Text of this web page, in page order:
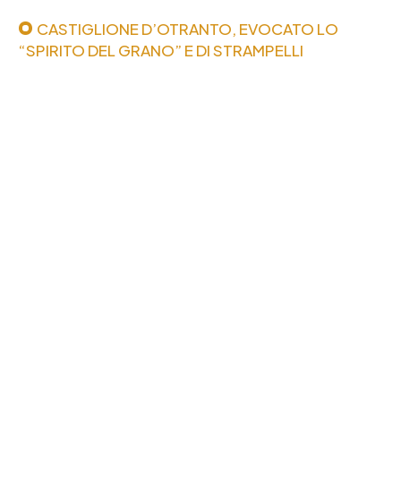
CASTIGLIONE D’OTRANTO, EVOCATO LO
“SPIRITO DEL GRANO” E DI STRAMPELLI